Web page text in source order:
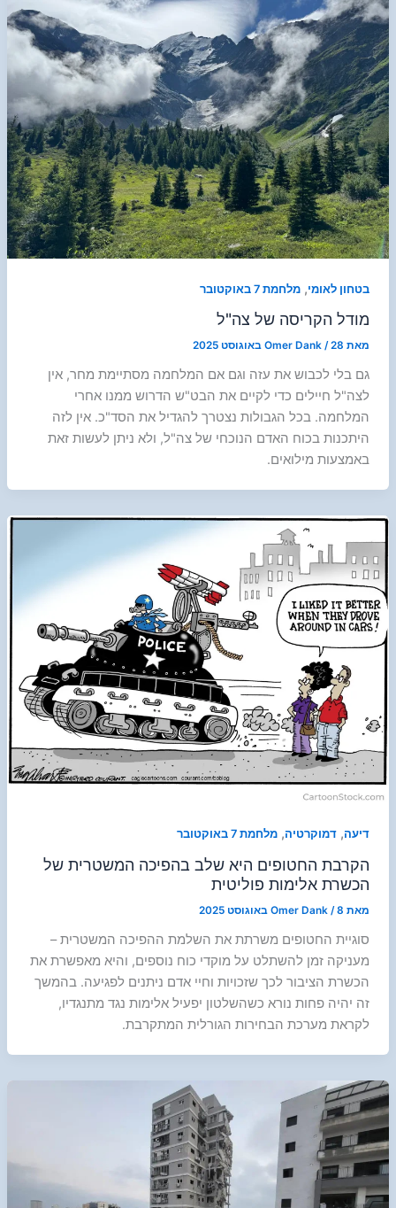
בטחון לאומי, מלחמת 7 באוקטובר
מודל הקריסה של צה"ל
מאת Omer Dank/28 באוגוסט 2025
גם בלי לכבוש את עזה וגם אם המלחמה מסתיימת מחר, אין
לצה"ל חיילים כדי לקיים את הבט"ש הדרוש ממנו אחרי
המלחמה. בכל הגבולות נצטרך להגדיל את הסד"כ. אין לזה
היתכנות בכוח האדם הנוכחי של צה"ל, ולא ניתן לעשות זאת
באמצעות מילואים.
דיעה, דמוקרטיה, מלחמת 7 באוקטובר
הקרבת החטופים היא שלב בהפיכה המשטרית של
הכשרת אלימות פוליטית
מאת Omer Dank/8 באוגוסט 2025
סוגיית החטופים משרתת את השלמת ההפיכה המשטרית –
מעניקה זמן להשתלט על מוקדי כוח נוספים, והיא מאפשרת את
הכשרת הציבור לכך שזכויות וחיי אדם ניתנים לפגיעה. בהמשך
זה יהיה פחות נורא כשהשלטון יפעיל אלימות נגד מתנגדיו,
לקראת מערכת הבחירות הגורלית המתקרבת.